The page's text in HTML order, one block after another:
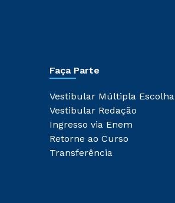
Faça Parte
Vestibular Múltipla Escolha
Vestibular Redação
Ingresso via Enem
Retorne ao Curso
Transferência